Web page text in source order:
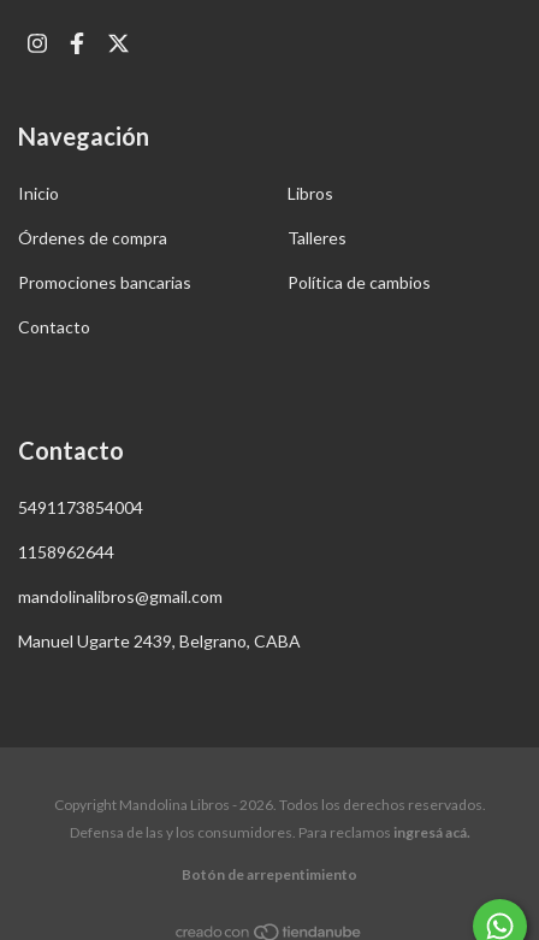
Navegación
Inicio Libros
Órdenes de compra Talleres
Promociones bancarias Política de cambios
Contacto
Contacto
5491173854004
1158962644
mandolinalibros@gmail.com
Manuel Ugarte 2439, Belgrano, CABA
Copyright Mandolina Libros - 2026. Todos los derechos reservados.
Defensa de las y los consumidores. Para reclamos ingresá acá.
Botón de arrepentimiento